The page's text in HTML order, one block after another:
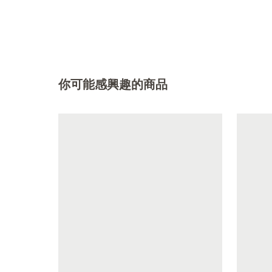
你可能感興趣的商品